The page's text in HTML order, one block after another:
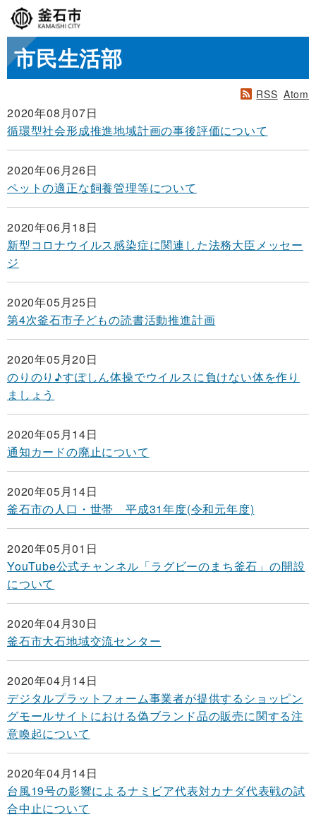
市民生活部
RSS Atom
2020年08月07日
循環型社会形成推進地域計画の事後評価について
2020年06月26日
ペットの適正な飼養管理等について
2020年06月18日
新型コロナウイルス感染症に関連した法務大臣メッセー
ジ
2020年05月25日
第4次釜石市子どもの読書活動推進計画
2020年05月20日
のりのり♪すぽしん体操でウイルスに負けない体を作り
ましょう
2020年05月14日
通知カードの廃止について
2020年05月14日
釜石市の人口・世帯 平成31年度(令和元年度)
2020年05月01日
YouTube公式チャンネル「ラグビーのまち釜石」の開設
について
2020年04月30日
釜石市大石地域交流センター
2020年04月14日
デジタルプラットフォーム事業者が提供するショッピン
グモールサイトにおける偽ブランド品の販売に関する注
意喚起について
2020年04月14日
台風19号の影響によるナミビア代表対カナダ代表戦の試
合中止について